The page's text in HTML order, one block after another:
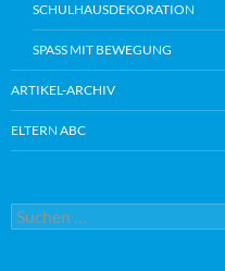
SCHULHAUSDEKORATION
SPASS MIT BEWEGUNG
ARTIKEL-ARCHIV
ELTERN ABC
Suche
nach: